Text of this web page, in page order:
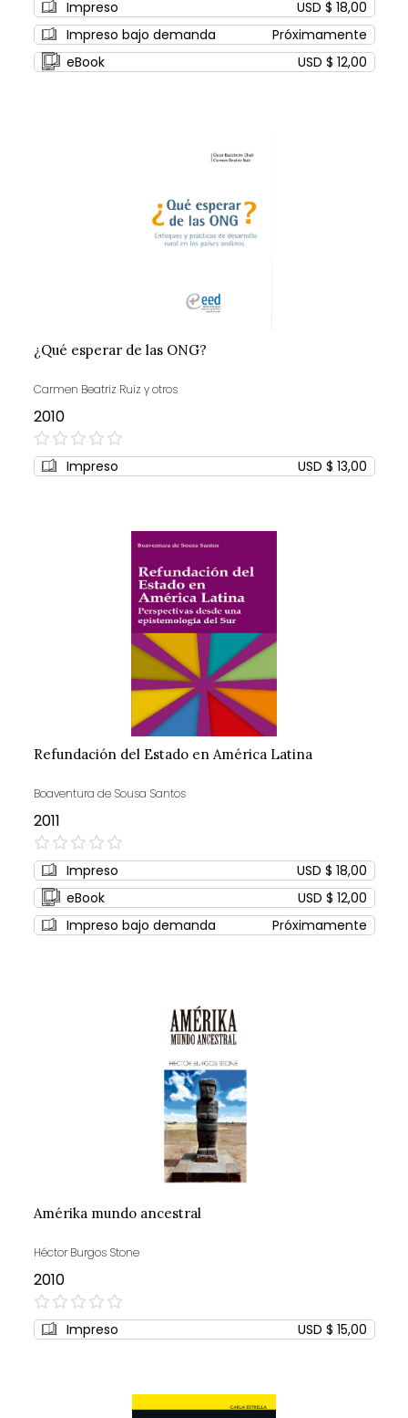
Impreso
USD $ 18,00
Impreso bajo demanda
Próximamente
eBook
USD $ 12,00
¿Qué esperar de las ONG?
Carmen Beatriz Ruiz y otros
2010
0%
Impreso USD $ 13,00
Refundación del Estado en América Latina
Boaventura de Sousa Santos
2011
0%
Impreso
USD $ 18,00
eBook
USD $ 12,00
Impreso bajo demanda
Próximamente
Amérika mundo ancestral
Héctor Burgos Stone
2010
0%
Impreso USD $ 15,00